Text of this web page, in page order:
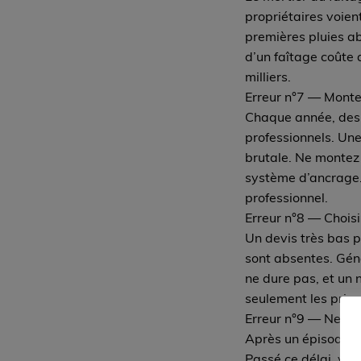
propriétaires
premières pluies
d’un faîtage coûte
milliers.
Erreur n°7 —
Chaque année,
professionnels.
brutale. Ne
système
professionnel.
Erreur n°8 —
Un devis très bas
sont absentes.
ne dure pas, et un
seulement les prix.
Erreur n°9 — Ne
Après un épisode